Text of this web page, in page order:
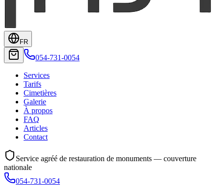
FR
054-731-0054
Services
Tarifs
Cimetières
Galerie
À propos
FAQ
Articles
Contact
Service agréé de restauration de monuments — couverture
nationale
054-731-0054